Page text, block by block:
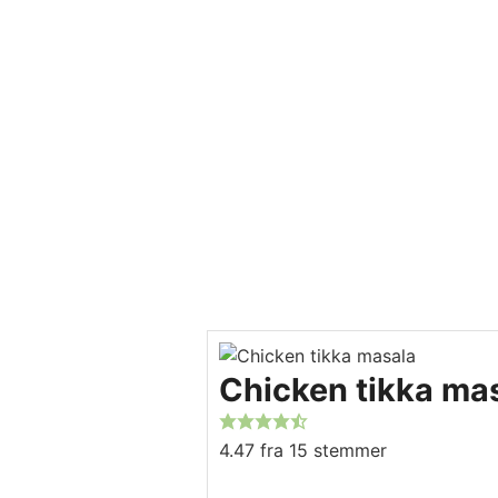
Chicken tikka
4.47 fra 15 stemmer